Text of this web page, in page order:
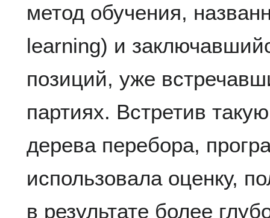
метод обучения,
learning) и
позиций, уже
партиях. Встретив
дерева перебора,
использовала оценку,
в результате более